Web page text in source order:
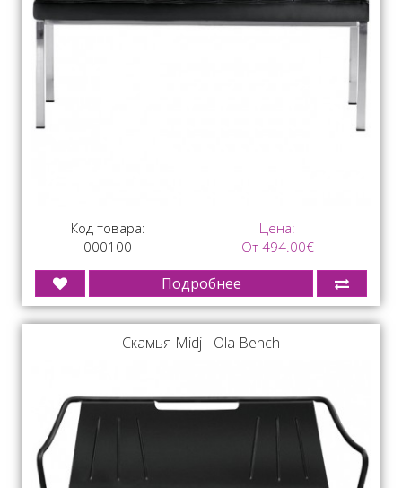
Код товара:
000100
Цена:
От 494.00€
Подробнее
Скамья Midj - Ola Bench